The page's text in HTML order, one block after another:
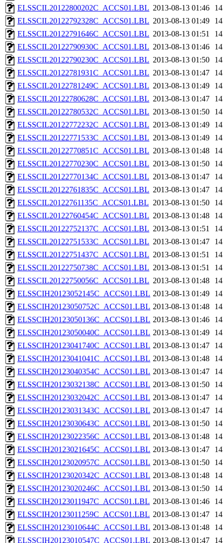
ELSSCIL20122800202C_ACCS01.LBL 2013-08-13 01:46
ELSSCIL20122792328C_ACCS01.LBL 2013-08-13 01:49
ELSSCIL20122791646C_ACCS01.LBL 2013-08-13 01:51
ELSSCIL20122790930C_ACCS01.LBL 2013-08-13 01:46
ELSSCIL20122790230C_ACCS01.LBL 2013-08-13 01:50
ELSSCIL20122781931C_ACCS01.LBL 2013-08-13 01:47
ELSSCIL20122781249C_ACCS01.LBL 2013-08-13 01:49
ELSSCIL20122780628C_ACCS01.LBL 2013-08-13 01:47
ELSSCIL20122780532C_ACCS01.LBL 2013-08-13 01:50
ELSSCIL20122772232C_ACCS01.LBL 2013-08-13 01:49
ELSSCIL20122771533C_ACCS01.LBL 2013-08-13 01:49
ELSSCIL20122770851C_ACCS01.LBL 2013-08-13 01:48
ELSSCIL20122770230C_ACCS01.LBL 2013-08-13 01:50
ELSSCIL20122770134C_ACCS01.LBL 2013-08-13 01:47
ELSSCIL20122761835C_ACCS01.LBL 2013-08-13 01:47
ELSSCIL20122761135C_ACCS01.LBL 2013-08-13 01:50
ELSSCIL20122760454C_ACCS01.LBL 2013-08-13 01:48
ELSSCIL20122752137C_ACCS01.LBL 2013-08-13 01:51
ELSSCIL20122751533C_ACCS01.LBL 2013-08-13 01:47
ELSSCIL20122751437C_ACCS01.LBL 2013-08-13 01:51
ELSSCIL20122750738C_ACCS01.LBL 2013-08-13 01:51
ELSSCIL20122750056C_ACCS01.LBL 2013-08-13 01:48
ELSSCIH20123052145C_ACCS01.LBL 2013-08-13 01:49
ELSSCIH20123050752C_ACCS01.LBL 2013-08-13 01:48
ELSSCIH20123050136C_ACCS01.LBL 2013-08-13 01:46
ELSSCIH20123050040C_ACCS01.LBL 2013-08-13 01:49
ELSSCIH20123041740C_ACCS01.LBL 2013-08-13 01:47
ELSSCIH20123041041C_ACCS01.LBL 2013-08-13 01:48
ELSSCIH20123040354C_ACCS01.LBL 2013-08-13 01:47
ELSSCIH20123032138C_ACCS01.LBL 2013-08-13 01:50
ELSSCIH20123032042C_ACCS01.LBL 2013-08-13 01:47
ELSSCIH20123031343C_ACCS01.LBL 2013-08-13 01:47
ELSSCIH20123030643C_ACCS01.LBL 2013-08-13 01:50
ELSSCIH20123022356C_ACCS01.LBL 2013-08-13 01:48
ELSSCIH20123021645C_ACCS01.LBL 2013-08-13 01:47
ELSSCIH20123020957C_ACCS01.LBL 2013-08-13 01:50
ELSSCIH20123020342C_ACCS01.LBL 2013-08-13 01:48
ELSSCIH20123020246C_ACCS01.LBL 2013-08-13 01:50
ELSSCIH20123011947C_ACCS01.LBL 2013-08-13 01:46
ELSSCIH20123011259C_ACCS01.LBL 2013-08-13 01:47
ELSSCIH20123010644C_ACCS01.LBL 2013-08-13 01:48
ELSSCIH20123010547C_ACCS01.LBL 2013-08-13 01:47